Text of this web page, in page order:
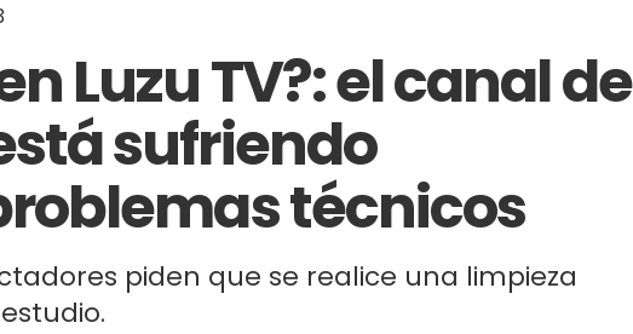
Luzu TV?: el canal de
sufriendo
técnicos
piden que se realice una limpieza